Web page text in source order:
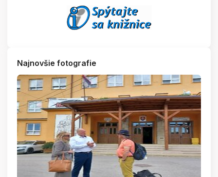
Najnovšie fotografie